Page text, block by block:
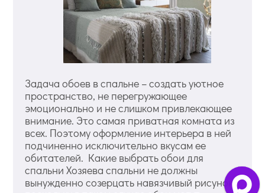
Задача обоев в спальне – создать уютное
пространство, не перегружающее
эмоционально и не слишком привлекающее
внимание. Это самая приватная комната из
всех. Поэтому оформление интерьера в ней
подчиненно исключительно вкусам ее
обитателей. Какие выбрать обои для
спальни Хозяева спальни не должны
вынужденно созерцать навязчивый рисунок,